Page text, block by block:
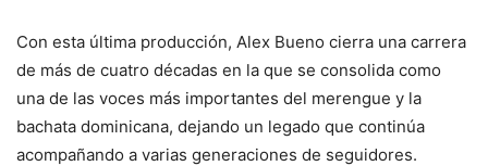
Con esta última producción, Alex Bueno cierra una carrera
de más de cuatro décadas en la que se consolida como
una de las voces más importantes del merengue y la
bachata dominicana, dejando un legado que continúa
acompañando a varias generaciones de seguidores.